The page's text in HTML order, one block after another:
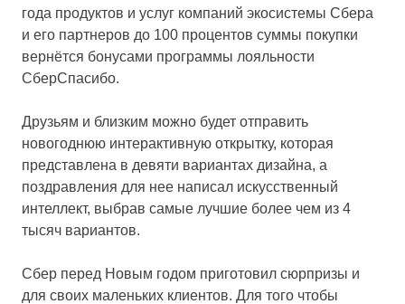
года продуктов и услуг компаний экосистемы Сбера
и его партнеров до 100 процентов суммы покупки
вернётся бонусами программы лояльности
СберСпасибо.
Друзьям и близким можно будет отправить
новогоднюю интерактивную открытку, которая
представлена в девяти вариантах дизайна, а
поздравления для нее написал искусственный
интеллект, выбрав самые лучшие более чем из 4
тысяч вариантов.
Сбер перед Новым годом приготовил сюрпризы и
для своих маленьких клиентов. Для того чтобы